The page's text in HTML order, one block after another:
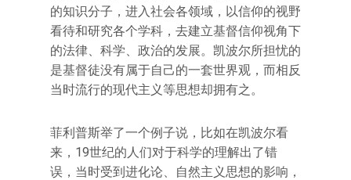
的知识分子，进入社会各领域，以信仰的视野
看待和研究各个学科，去建立基督信仰视角下
的法律、科学、政治的发展。凯波尔所担忧的
是基督徒没有属于自己的一套世界观，而相反
当时流行的现代主义等思想却拥有之。
菲利普斯举了一个例子说，比如在凯波尔看
来，19世纪的人们对于科学的理解出了错
误，当时受到进化论、自然主义思想的影响，